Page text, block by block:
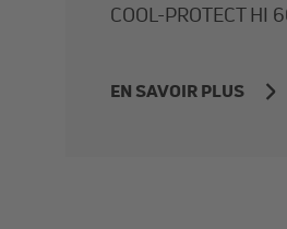
COOL-PROTECT HI
EN SAVOIR PLUS